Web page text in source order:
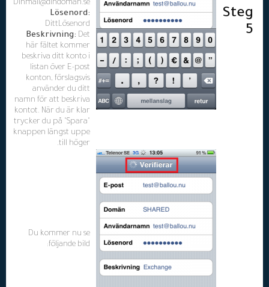
Steg
5
Dinmail@dindomän.se
Lösenord:
DittLösenord
Beskrivning: Det
här fältet kommer
beskriva ditt konto i
listan över E-post
konton, förslagsvis
använder du ditt
namn för att beskriva
kontot. När du är klar
trycker du på "Spara"
knappen längst uppe
till höger.
Du kommer nu se
följande bild: